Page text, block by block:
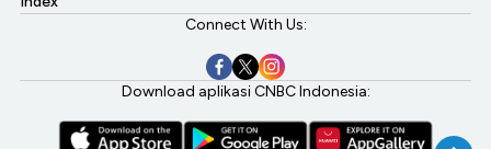
Connect With Us:
Download aplikasi CNBC Indonesia: